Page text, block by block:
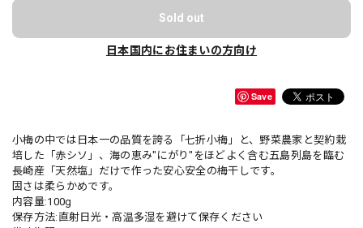
Sold out
日本国内にお住まいの方向け
Save
小梅の中では日本一の品質を誇る「七折小梅」と、野菜農家と契約栽
培した「赤シソ」、海の恵み"にがり"をほどよく含む五島列島を臨む
長崎産「天然塩」だけで作った安心安全の梅干しです。
固さは柔らかめです。
内容量:100g
保存方法:直射日光・高温多湿を避けて保存ください